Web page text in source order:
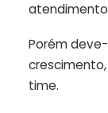
Porém
time.